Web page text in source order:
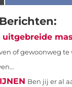
uitgebreide
of gewoonweg
Ben jij er al